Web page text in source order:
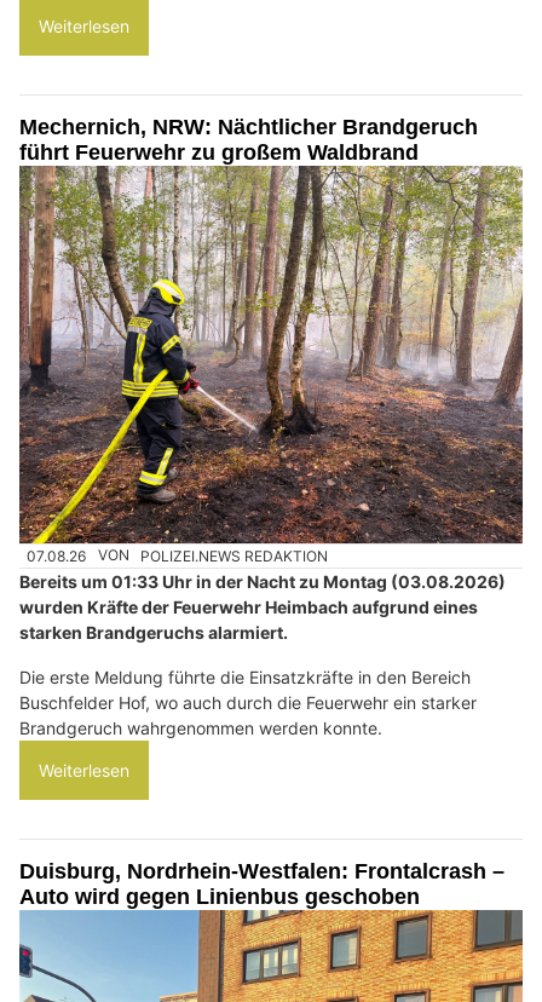
Weiterlesen
Mechernich, NRW: Nächtlicher Brandgeruch
führt Feuerwehr zu großem Waldbrand
07.08.26 VON POLIZEI.NEWS REDAKTION
Bereits um 01:33 Uhr in der Nacht zu Montag (03.08.2026)
wurden Kräfte der Feuerwehr Heimbach aufgrund eines
starken Brandgeruchs alarmiert.
Die erste Meldung führte die Einsatzkräfte in den Bereich
Buschfelder Hof, wo auch durch die Feuerwehr ein starker
Brandgeruch wahrgenommen werden konnte.
Weiterlesen
Duisburg, Nordrhein-Westfalen: Frontalcrash –
Auto wird gegen Linienbus geschoben